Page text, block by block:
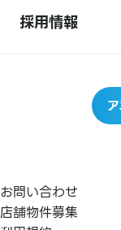
採用情報
お問い合わせ
店舗物件募集